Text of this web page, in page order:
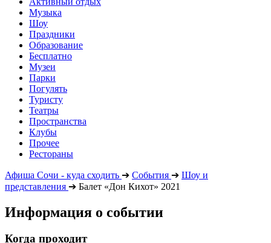
Музыка
Шоу
Праздники
Образование
Бесплатно
Музеи
Парки
Погулять
Туристу
Театры
Пространства
Клубы
Прочее
Рестораны
Афиша Сочи - куда сходить ➔ События ➔ Шоу и
представления ➔ Балет «Дон Кихот» 2021
Информация о событии
Когда проходит